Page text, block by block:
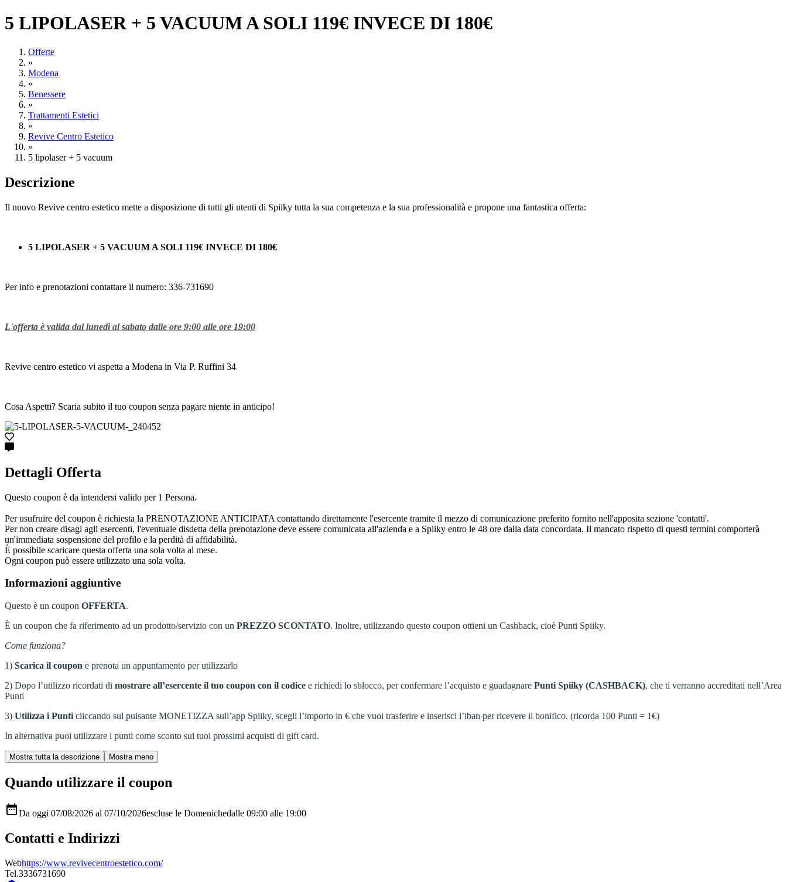
5 LIPOLASER + 5 VACUUM A SOLI 119€ INVECE DI 180€
Offerte
»
Modena
»
Benessere
»
Trattamenti Estetici
»
Revive Centro Estetico
»
5 lipolaser + 5 vacuum
Descrizione
Il nuovo Revive centro estetico mette a disposizione di tutti gli utenti di Spiiky tutta la sua competenza e la sua professionalità e propone una fantastica offerta:
5 LIPOLASER + 5 VACUUM A SOLI 119€ INVECE DI 180€
Per info e prenotazioni contattare il numero: 336-731690
L'offerta è valida dal lunedì al sabato dalle ore 9:00 alle ore 19:00
Revive centro estetico vi aspetta a Modena in Via P. Ruffini 34
Cosa Aspetti? Scaria subito il tuo coupon senza pagare niente in anticipo!
Dettagli Offerta
Questo coupon è da intendersi valido per 1 Persona.
Per usufruire del coupon è richiesta la PRENOTAZIONE ANTICIPATA contattando direttamente l'esercente tramite il mezzo di comunicazione preferito fornito nell'apposita sezione 'contatti'.
Per non creare disagi agli esercenti, l'eventuale disdetta della prenotazione deve essere comunicata all'azienda e a Spiiky entro le 48 ore dalla data concordata. Il mancato rispetto di questi termini comporterà
un'immediata sospensione del profilo e la perdità di affidabilità.
È possibile scaricare questa offerta una sola volta al mese.
Ogni coupon può essere utilizzato una sola volta.
Informazioni aggiuntive
Questo è un coupon OFFERTA.
È un coupon che fa riferimento ad un prodotto/servizio con un PREZZO SCONTATO. Inoltre, utilizzando questo coupon ottieni un Cashback, cioè Punti Spiiky.
Come funziona?
1) Scarica il coupon e prenota un appuntamento per utilizzarlo
2) Dopo l’utilizzo ricordati di mostrare all’esercente il tuo coupon con il codice e richiedi lo sblocco, per confermare l’acquisto e guadagnare Punti Spiiky (CASHBACK), che ti verranno accreditati nell’Area
Punti
3) Utilizza i Punti cliccando sul pulsante MONETIZZA sull’app Spiiky, scegli l’importo in € che vuoi trasferire e inserisci l’iban per ricevere il bonifico. (ricorda 100 Punti = 1€)
In alternativa puoi utilizzare i punti come sconto sui tuoi prossimi acquisti di gift card.
Quando utilizzare il coupon
Da oggi 07/08/2026 al 07/10/2026escluse le Domenichedalle 09:00 alle 19:00
Contatti e Indirizzi
Webhttps://www.revivecentroestetico.com/
Tel.3336731690